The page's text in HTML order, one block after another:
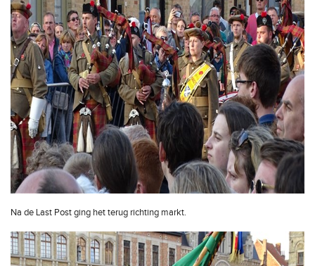
Na de Last Post ging het terug richting markt.